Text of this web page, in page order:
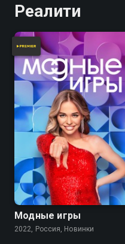
Реалити
Модные игры
2022, Россия, Новинки